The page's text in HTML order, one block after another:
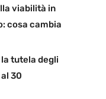
viabilità in
cosa cambia
tutela degli
30